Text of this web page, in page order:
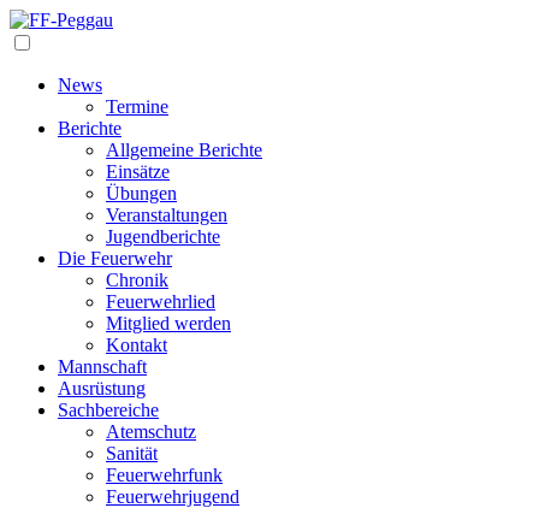
News
Termine
Berichte
Allgemeine Berichte
Einsätze
Übungen
Veranstaltungen
Jugendberichte
Die Feuerwehr
Chronik
Feuerwehrlied
Mitglied werden
Kontakt
Mannschaft
Ausrüstung
Sachbereiche
Atemschutz
Sanität
Feuerwehrfunk
Feuerwehrjugend